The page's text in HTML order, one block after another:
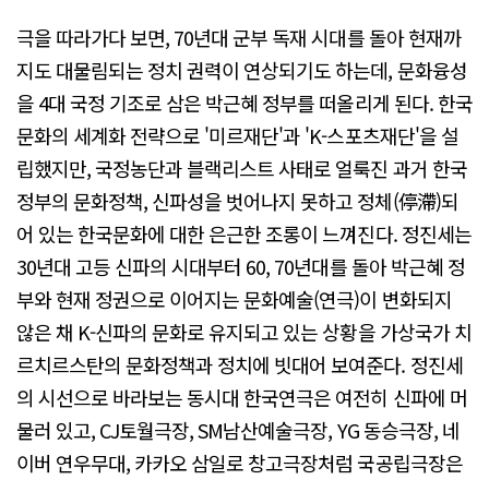
극을 따라가다 보면, 70년대 군부 독재 시대를 돌아 현재까
지도 대물림되는 정치 권력이 연상되기도 하는데, 문화융성
을 4대 국정 기조로 삼은 박근혜 정부를 떠올리게 된다. 한국
문화의 세계화 전략으로 '미르재단'과 'K-스포츠재단'을 설
립했지만, 국정농단과 블랙리스트 사태로 얼룩진 과거 한국
정부의 문화정책, 신파성을 벗어나지 못하고 정체(停滯)되
어 있는 한국문화에 대한 은근한 조롱이 느껴진다. 정진세는
30년대 고등 신파의 시대부터 60, 70년대를 돌아 박근혜 정
부와 현재 정권으로 이어지는 문화예술(연극)이 변화되지
않은 채 K-신파의 문화로 유지되고 있는 상황을 가상국가 치
르치르스탄의 문화정책과 정치에 빗대어 보여준다. 정진세
의 시선으로 바라보는 동시대 한국연극은 여전히 신파에 머
물러 있고, CJ토월극장, SM남산예술극장, YG 동승극장, 네
이버 연우무대, 카카오 삼일로 창고극장처럼 국공립극장은